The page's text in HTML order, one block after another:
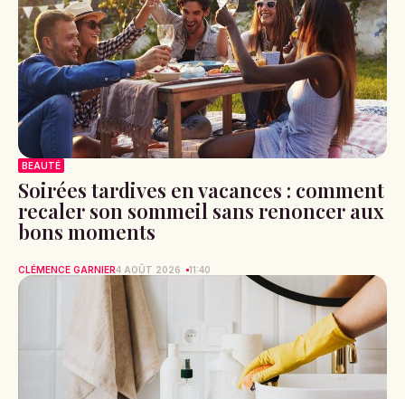
BEAUTÉ
Soirées tardives en vacances : comment
recaler son sommeil sans renoncer aux
bons moments
CLÉMENCE GARNIER4 AOÛT 2026 11:40